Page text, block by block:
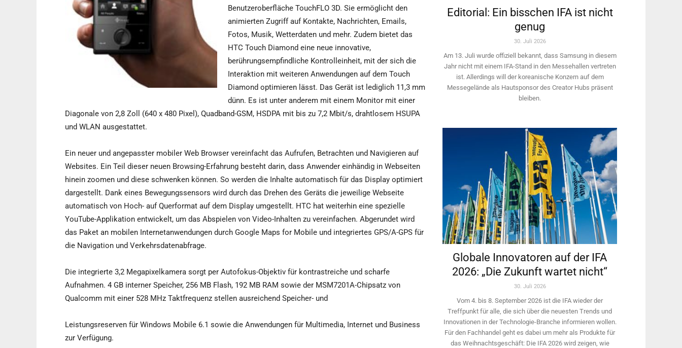
Benutzeroberfläche TouchFLO 3D. Sie ermöglicht den
animierten Zugriff auf Kontakte, Nachrichten, Emails,
Fotos, Musik, Wetterdaten und mehr. Zudem bietet das
HTC Touch Diamond eine neue innovative,
berührungsempfindliche Kontrolleinheit, mit der sich die
Interaktion mit weiteren Anwendungen auf dem Touch
Diamond optimieren lässt. Das Gerät ist lediglich 11,3 mm
dünn. Es ist unter anderem mit einem Monitor mit einer
Diagonale von 2,8 Zoll (640 x 480 Pixel), Quadband-GSM, HSDPA mit bis zu 7,2 Mbit/s, drahtlosem HSUPA
und WLAN ausgestattet.
Ein neuer und angepasster mobiler Web Browser vereinfacht das Aufrufen, Betrachten und Navigieren auf
Websites. Ein Teil dieser neuen Browsing-Erfahrung besteht darin, dass Anwender einhändig in Webseiten
hinein zoomen und diese schwenken können. So werden die Inhalte automatisch für das Display optimiert
dargestellt. Dank eines Bewegungssensors wird durch das Drehen des Geräts die jeweilige Webseite
automatisch von Hoch- auf Querformat auf dem Display umgestellt. HTC hat weiterhin eine spezielle
YouTube-Applikation entwickelt, um das Abspielen von Video-Inhalten zu vereinfachen. Abgerundet wird
das Paket an mobilen Internetanwendungen durch Google Maps for Mobile und integriertes GPS/A-GPS für
die Navigation und Verkehrsdatenabfrage.
Die integrierte 3,2 Megapixelkamera sorgt per Autofokus-Objektiv für kontrastreiche und scharfe
Aufnahmen. 4 GB interner Speicher, 256 MB Flash, 192 MB RAM sowie der MSM7201A-Chipsatz von
Qualcomm mit einer 528 MHz Taktfrequenz stellen ausreichend Speicher- und
Leistungsreserven für Windows Mobile 6.1 sowie die Anwendungen für Multimedia, Internet und Business
zur Verfügung.
Editorial: Ein bisschen IFA ist nicht
genug
30. Juli 2026
Am 13. Juli wurde offiziell bekannt, dass Samsung in diesem
Jahr nicht mit einem IFA-Stand in den Messehallen vertreten
ist. Allerdings will ­der koreanische Konzern auf dem
Messegelände als Hautsponsor des Creator Hubs präsent
bleiben.
Globale Innovatoren auf der IFA
2026: „Die Zukunft wartet nicht“
30. Juli 2026
Vom 4. bis 8. September 2026 ist die IFA wieder der
Treffpunkt für alle, die sich über die neuesten Trends und
Innovationen in der Technologie-­Branche informieren wollen.
Für den Fachhandel geht es dabei um mehr als Produkte für
das Weihnachtsgeschäft: Die IFA 2026 wird ­zeigen, wie